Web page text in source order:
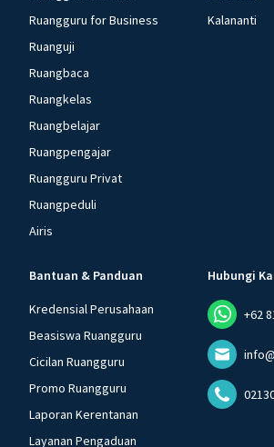
Ruangguru for Business
Ruanguji
Ruangbaca
Ruangkelas
Ruangbelajar
Ruangpengajar
Ruangguru Privat
Ruangpeduli
Airis
Kalananti
Bantuan & Panduan
Kredensial Perusahaan
Beasiswa Ruangguru
Cicilan Ruangguru
Promo Ruangguru
Laporan Kerentanan
Layanan Pengaduan
Hubungi
+62